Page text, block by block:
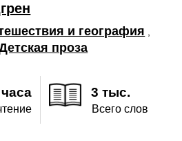
и география
проза
3 тыс.
Всего слов